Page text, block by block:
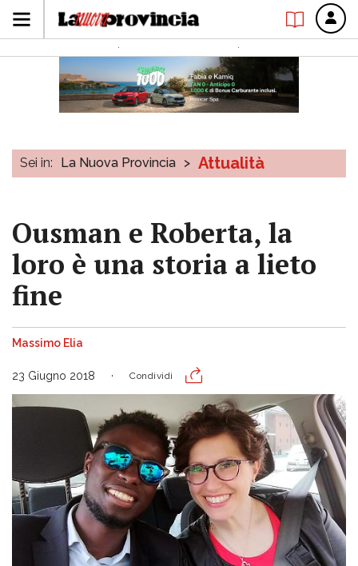
Sei in: La Nuova Provincia > Attualità
Ousman e Roberta, la
loro è una storia a lieto
fine
Massimo Elia
23 Giugno 2018 Condividi